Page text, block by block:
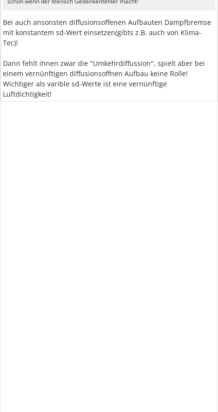
Bei auch ansonsten diffusionsoffenen Aufbauten Dampfbremse
mit konstantem sd-Wert einsetzen(gibts z.B. auch von Klima-
Tec)!
Dann fehlt ihnen zwar die "Umkehrdiffussion", spielt aber bei
einem vernünftigen diffusionsoffnen Aufbau keine Rolle!
Wichtiger als varible sd-Werte ist eine vernünftige
Luftdichtigkeit!